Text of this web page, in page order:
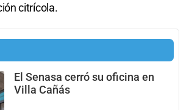
citrícola.
El Senasa cerró su oficina en
Villa Cañás